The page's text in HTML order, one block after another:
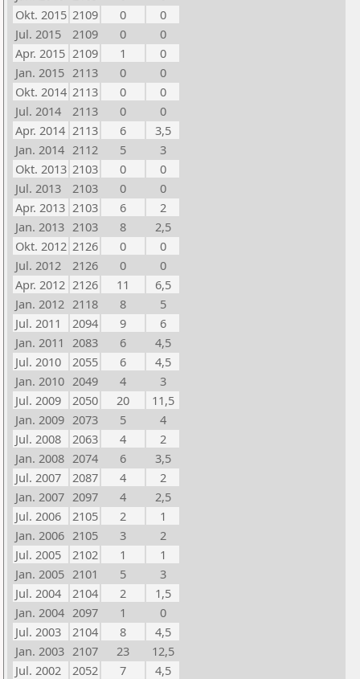
Okt. 2015 2109 0
0
Jul. 2015
2109 0
0
Apr. 2015 2109 1
0
Jan. 2015 2113 0
0
Okt. 2014 2113 0
0
Jul. 2014
2113 0
0
Apr. 2014 2113 6
3,5
Jan. 2014 2112 5
3
Okt. 2013 2103 0
0
Jul. 2013
2103 0
0
Apr. 2013 2103 6
2
Jan. 2013 2103 8
2,5
Okt. 2012 2126 0
0
Jul. 2012
2126 0
0
Apr. 2012 2126 11
6,5
Jan. 2012 2118 8
5
Jul. 2011
2094 9
6
Jan. 2011 2083 6
4,5
Jul. 2010
2055 6
4,5
Jan. 2010 2049 4
3
Jul. 2009
2050 20
11,5
Jan. 2009 2073 5
4
Jul. 2008
2063 4
2
Jan. 2008 2074 6
3,5
Jul. 2007
2087 4
2
Jan. 2007 2097 4
2,5
Jul. 2006
2105 2
1
Jan. 2006 2105 3
2
Jul. 2005
2102 1
1
Jan. 2005 2101 5
3
Jul. 2004
2104 2
1,5
Jan. 2004 2097 1
0
Jul. 2003
2104 8
4,5
Jan. 2003 2107 23
12,5
Jul. 2002
2052 7
4,5